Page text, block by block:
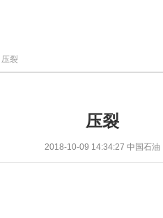
压裂
压裂
2018-10-09 14:34:27 中国石油